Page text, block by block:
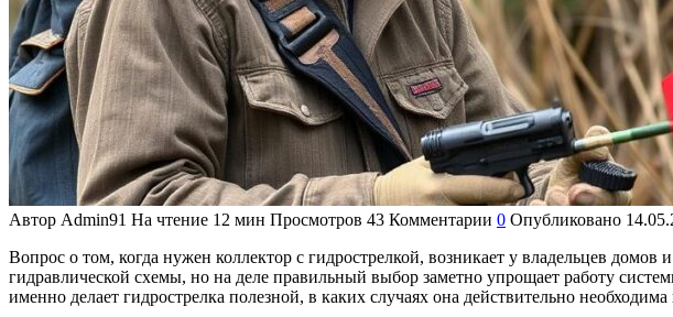
Автор Admin91 На чтение 12 мин Просмотров 43 Комментарии 0 Опубликовано
Вопрос о том, когда нужен коллектор с гидрострелкой, возникает у владельцев
гидравлической схемы, но на деле правильный выбор заметно упрощает работу
именно делает гидрострелка полезной, в каких случаях она действительно